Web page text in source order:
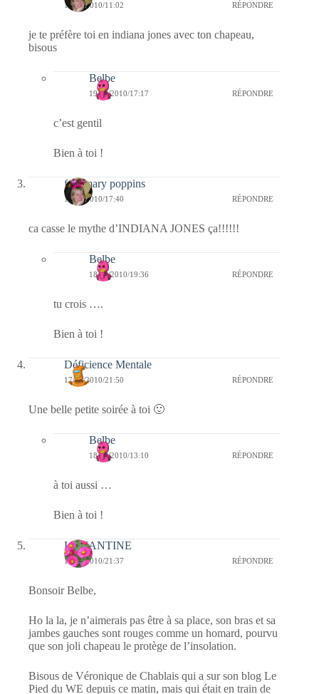
19/12/2010/11:02 RÉPONDRE
je te préfère toi en indiana jones avec ton chapeau,
bisous
Belbe
19/12/2010/17:17 RÉPONDRE
c’est gentil
Bien à toi !
fabymary poppins
18/12/2010/17:40 RÉPONDRE
ca casse le mythe d’INDIANA JONES ça!!!!!!
Belbe
18/12/2010/19:36 RÉPONDRE
tu crois ….
Bien à toi !
Déficience Mentale
17/12/2010/21:50 RÉPONDRE
Une belle petite soirée à toi 🙂
Belbe
18/12/2010/13:10 RÉPONDRE
à toi aussi …
Bien à toi !
LEMANTINE
17/12/2010/21:37 RÉPONDRE
Bonsoir Belbe,
Ho la la, je n’aimerais pas être à sa place, son bras et sa
jambes gauches sont rouges comme un homard, pourvu
que son joli chapeau le protège de l’insolation.
Bisous de Véronique de Chablais qui a sur son blog Le
Pied du WE depuis ce matin, mais qui était en train de